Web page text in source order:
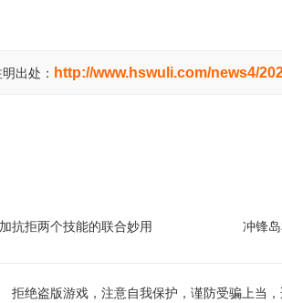
出处： http://www.hswuli.com/news4/
抗拒两个技能的联合妙用
冲锋
拒绝盗版游戏，注意自我保护，谨防受骗上当